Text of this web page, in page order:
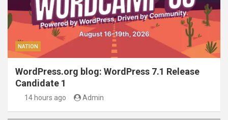
NATION
WordPress.org blog: WordPress 7.1 Release
Candidate 1
14 hours ago Admin